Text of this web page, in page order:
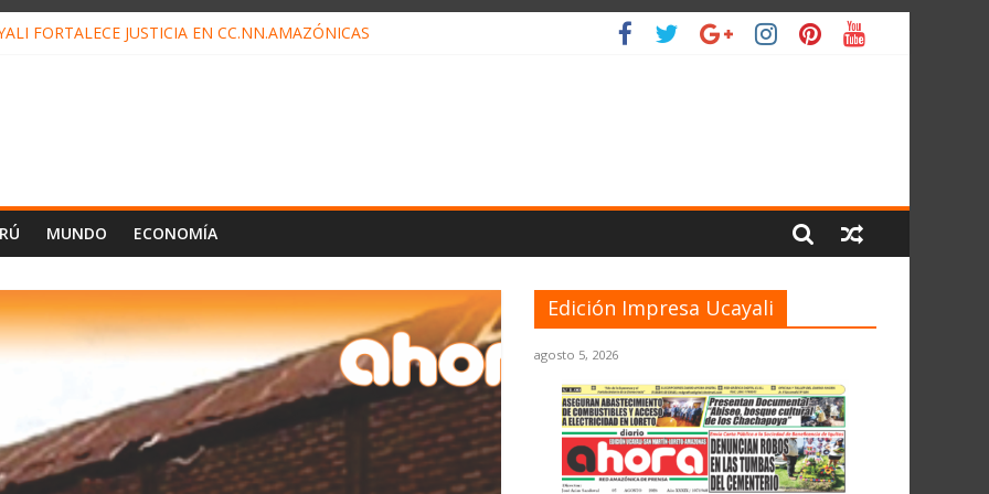
FORTALECE JUSTICIA EN CC.NN.AMAZÓNICAS
MUNDO ECONOMÍA
Edición Impresa Ucayali
agosto 5, 2026